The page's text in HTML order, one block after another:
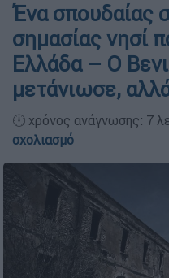
Ένα σπουδαίας
σημασίας νησί
Ελλάδα – Ο
μετάνιωσε,
🕛 χρόνος ανάγνωσης:
σχολιασμό